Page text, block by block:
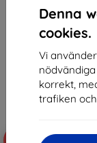
Denna
cookies.
Vi
korrekt,
trafiken
12/12 Pro 6,1" svart
Track
270 kr
243 kr
I lager > 5